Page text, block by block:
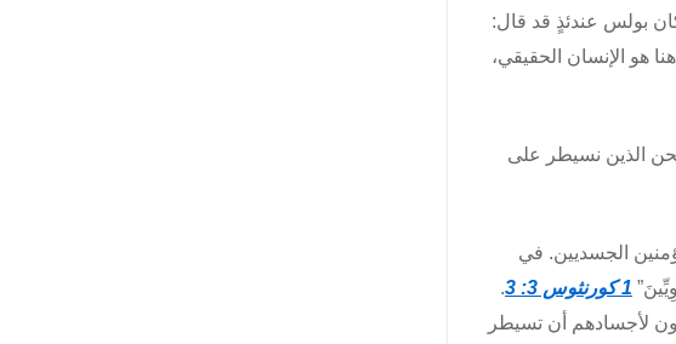
بولس عندئذٍ قد قال:
هو الإنسان الحقيقي،
نحن الذين نسيطر على
الجسديين. في
1 كورنثوس 3: 3
.
لأجسادهم أن تسيطر